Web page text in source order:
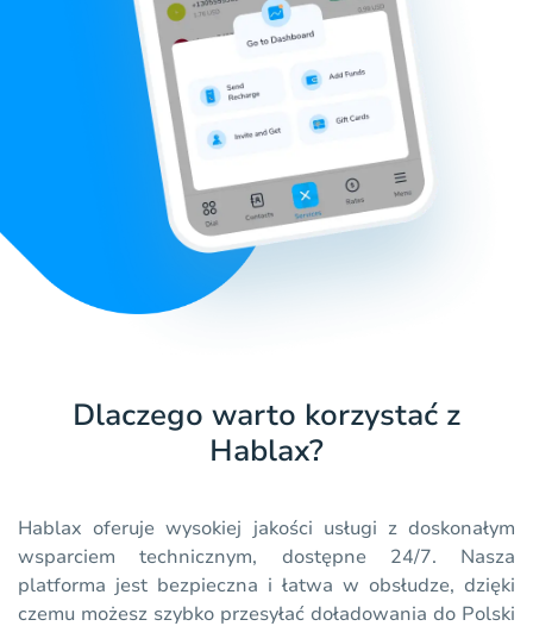
Dlaczego warto korzystać z
Hablax?
Hablax oferuje wysokiej jakości usługi z doskonałym
wsparciem technicznym, dostępne 24/7. Nasza
platforma jest bezpieczna i łatwa w obsłudze, dzięki
czemu możesz szybko przesyłać doładowania do Polski